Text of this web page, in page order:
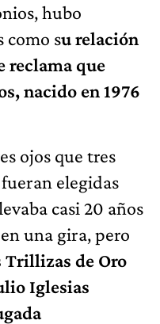
hubo
como su relación
reclama que
nacido en 1976
ojos que tres
elegidas
casi 20 años
una gira, pero
Trillizas de Oro
Iglesias